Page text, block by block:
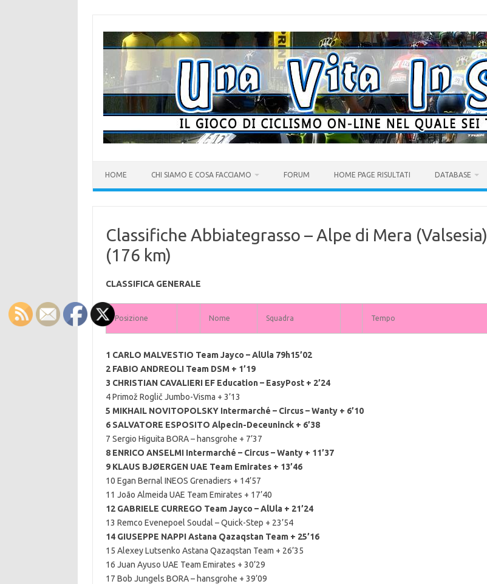
contenuto
HOME CHI SIAMO E COSA FACCIAMO FORUM HOME PAGE RISULTATI DATABASE
Classifiche Abbiategrasso – Alpe di Mera (Valsesia)
(176 km)
CLASSIFICA GENERALE
Posizione Nome Squadra Tempo
1 CARLO MALVESTIO Team Jayco – AlUla 79h15’02
2 FABIO ANDREOLI Team DSM + 1’19
3 CHRISTIAN CAVALIERI EF Education – EasyPost + 2’24
4 Primož Roglič Jumbo-Visma + 3’13
5 MIKHAIL NOVITOPOLSKY Intermarché – Circus – Wanty + 6’10
6 SALVATORE ESPOSITO Alpecin-Deceuninck + 6’38
7 Sergio Higuita BORA – hansgrohe + 7’37
8 ENRICO ANSELMI Intermarché – Circus – Wanty + 11’37
9 KLAUS BJØERGEN UAE Team Emirates + 13’46
10 Egan Bernal INEOS Grenadiers + 14’57
11 João Almeida UAE Team Emirates + 17’40
12 GABRIELE CURREGO Team Jayco – AlUla + 21’24
13 Remco Evenepoel Soudal – Quick-Step + 23’54
14 GIUSEPPE NAPPI Astana Qazaqstan Team + 25’16
15 Alexey Lutsenko Astana Qazaqstan Team + 26’35
16 Juan Ayuso UAE Team Emirates + 30’29
17 Bob Jungels BORA – hansgrohe + 39’09